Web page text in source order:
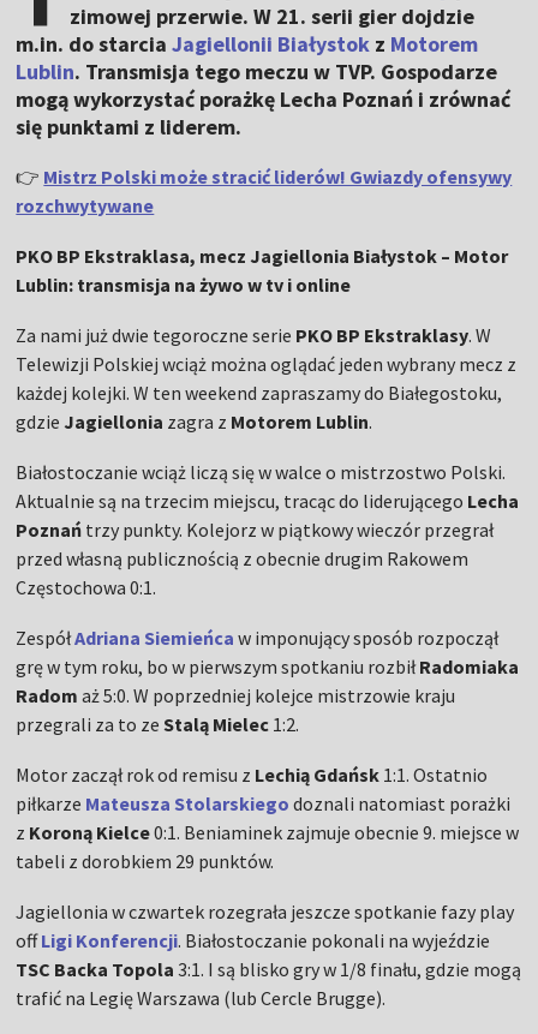
zimowej przerwie. W 21. serii gier dojdzie
m.in. do starciaJagiellonii Białystok z Motorem
Lublin. Transmisja tego meczu w TVP. Gospodarze
mogą wykorzystać porażkę Lecha Poznań i zrównać
się punktami z liderem.
👉 Mistrz Polski może stracić liderów! Gwiazdy ofensywy
rozchwytywane
PKO BP Ekstraklasa, mecz Jagiellonia Białystok – Motor
Lublin: transmisja na żywo w tv i online
Za nami już dwie tegoroczne serie PKO BP Ekstraklasy. W
Telewizji Polskiej wciąż można oglądać jeden wybrany mecz z
każdej kolejki. W ten weekend zapraszamy do Białegostoku,
gdzie Jagiellonia zagra z Motorem Lublin.
Białostoczanie wciąż liczą się w walce o mistrzostwo Polski.
Aktualnie są na trzecim miejscu, tracąc do liderującego Lecha
Poznań trzy punkty. Kolejorz w piątkowy wieczór przegrał
przed własną publicznością z obecnie drugim Rakowem
Częstochowa 0:1.
ZespółAdriana Siemieńca w imponujący sposób rozpoczął
grę w tym roku, bo w pierwszym spotkaniu rozbiłRadomiaka
Radom aż 5:0. W poprzedniej kolejce mistrzowie kraju
przegrali za to zeStalą Mielec 1:2.
Motor zaczął rok od remisu z Lechią Gdańsk 1:1. Ostatnio
piłkarze Mateusza Stolarskiego doznali natomiast porażki
z Koroną Kielce0:1. Beniaminek zajmuje obecnie 9. miejsce w
tabeli z dorobkiem 29 punktów.
Jagiellonia w czwartek rozegrała jeszcze spotkanie fazy play
offLigi Konferencji. Białostoczanie pokonali na wyjeździe
TSC Backa Topola3:1. I są blisko gry w 1/8 finału, gdzie mogą
trafić na Legię Warszawa (lub Cercle Brugge).